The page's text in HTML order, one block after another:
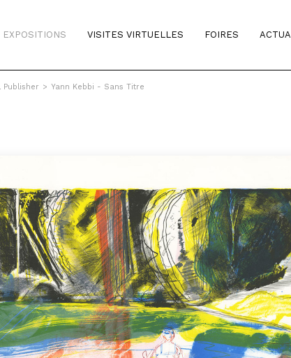
EXPOSITIONS VISITES VIRTUELLES FOIRES
Publisher > Yann Kebbi - Sans Titre